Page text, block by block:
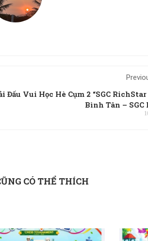
Đấu Vui Học Hè Cụm 2 “SGC RichStar
Bình Tân – SGC
CÓ THỂ THÍCH